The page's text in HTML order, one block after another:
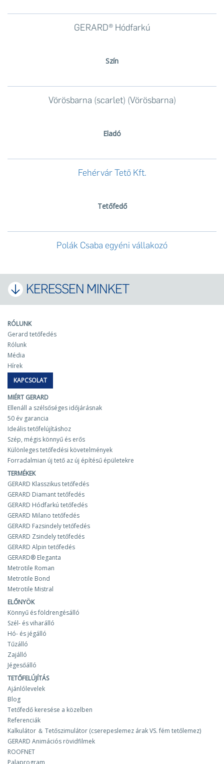
GERARD® Hódfarkú
Szín
Vörösbarna (scarlet) (Vörösbarna)
Eladó
Fehérvár Tető Kft.
Tetőfedő
Polák Csaba egyéni vállakozó
KERESSEN MINKET
RÓLUNK
Gerard tetőfedés
Rólunk
Média
Hírek
KAPCSOLAT
MIÉRT GERARD
Ellenáll a szélsőséges időjárásnak
50 év garancia
Ideális tetőfelújításhoz
Szép, mégis könnyű és erős
Különleges tetőfedési követelmények
Forradalmian új tető az új építésű épületekre
TERMÉKEK
GERARD Klasszikus tetőfedés
GERARD Diamant tetőfedés
GERARD Hódfarkú tetőfedés
GERARD Milano tetőfedés
GERARD Fazsindely tetőfedés
GERARD Zsindely tetőfedés
GERARD Alpin tetőfedés
GERARD® Eleganta
Metrotile Roman
Metrotile Bond
Metrotile Mistral
ELŐNYÖK
Könnyű és földrengésálló
Szél- és viharálló
Hó- és jégálló
Tűzálló
Zajálló
Jégesőálló
TETŐFELÚJÍTÁS
Ajánlólevelek
Blog
Tetőfedő keresése a közelben
Referenciák
Kalkulátor ＆ Tetőszimulátor (cserepeslemez árak VS. fém tetőlemez)
GERARD Animációs rövidfilmek
ROOFNET
Palaprogram